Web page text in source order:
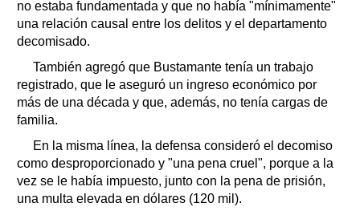
no estaba fundamentada y que no había "mínimamente"
una relación causal entre los delitos y el departamento
decomisado.
También agregó que Bustamante tenía un trabajo
registrado, que le aseguró un ingreso económico por
más de una década y que, además, no tenía cargas de
familia.
En la misma línea, la defensa consideró el decomiso
como desproporcionado y "una pena cruel", porque a la
vez se le había impuesto, junto con la pena de prisión,
una multa elevada en dólares (120 mil).